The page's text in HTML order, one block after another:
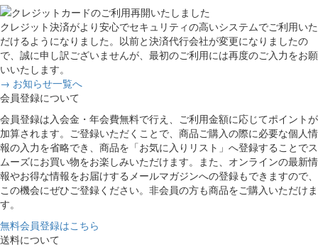
クレジット決済がより安心でセキュリティの高いシステムでご利用いた
だけるようになりました。以前と決済代行会社が変更になりましたの
で、誠に申し訳ございませんが、最初のご利用には再度のご入力をお願
いいたします。
→ お知らせ一覧へ
会員登録について
会員登録は入会金・年会費無料で行え、ご利用金額に応じてポイントが
加算されます。ご登録いただくことで、商品ご購入の際に必要な個人情
報の入力を省略でき、商品を「お気に入りリスト」へ登録することでス
ムーズにお買い物をお楽しみいただけます。また、オンラインの最新情
報やお得な情報をお届けするメールマガジンへの登録もできますので、
この機会にぜひご登録ください。非会員の方も商品をご購入いただけま
す。
無料会員登録はこちら
送料について